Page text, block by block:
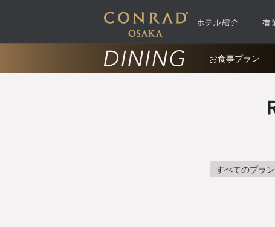
お食事プラン
すべてのプラン